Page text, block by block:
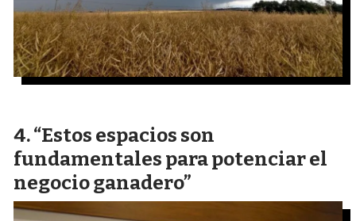
“Estos espacios son
fundamentales para potenciar el
negocio ganadero”